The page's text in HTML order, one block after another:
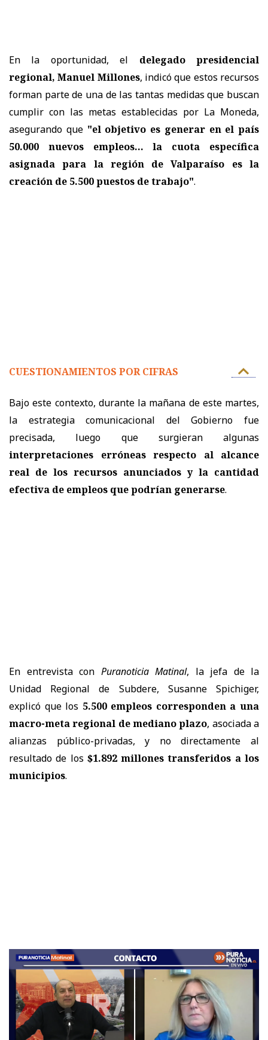
En la oportunidad, el delegado presidencial
regional, Manuel Millones, indicó que estos recursos
forman parte de una de las tantas medidas que buscan
cumplir con las metas establecidas por La Moneda,
asegurando que "el objetivo es generar en el país
50.000 nuevos empleos... la cuota específica
asignada para la región de Valparaíso es la
creación de 5.500 puestos de trabajo".
CUESTIONAMIENTOS POR CIFRAS
Bajo este contexto, durante la mañana de este martes,
la estrategia comunicacional del Gobierno fue
precisada, luego que surgieran algunas
interpretaciones erróneas respecto al alcance
real de los recursos anunciados y la cantidad
efectiva de empleos que podrían generarse.
En entrevista con Puranoticia Matinal, la jefa de la
Unidad Regional de Subdere, Susanne Spichiger,
explicó que los 5.500 empleos corresponden a una
macro-meta regional de mediano plazo, asociada a
alianzas público-privadas, y no directamente al
resultado de los $1.892 millones transferidos a los
municipios.